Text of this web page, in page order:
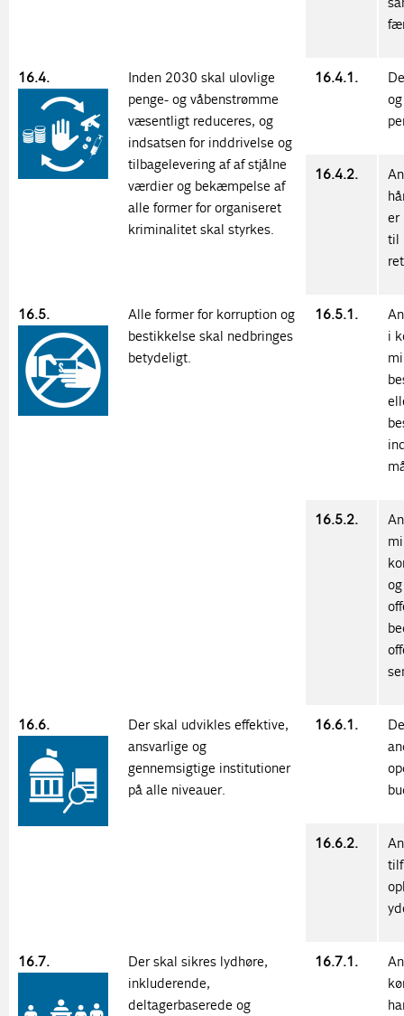
16.4.
Inden 2030 skal ulovlige
penge- og våbenstrømme
væsentligt reduceres, og
indsatsen for inddrivelse og
tilbagelevering af af stjålne
værdier og bekæmpelse af
alle former for organiseret
kriminalitet skal styrkes.
16.4.1.
16.4.2.
er
til
16.5.
Alle former for korruption og
bestikkelse skal nedbringes
betydeligt.
16.5.1.
i
16.5.2.
16.6.
Der skal udvikles effektive,
ansvarlige og
gennemsigtige institutioner
på alle niveauer.
16.6.1.
16.6.2.
16.7.
Der skal sikres lydhøre,
inkluderende,
deltagerbaserede og
16.7.1.